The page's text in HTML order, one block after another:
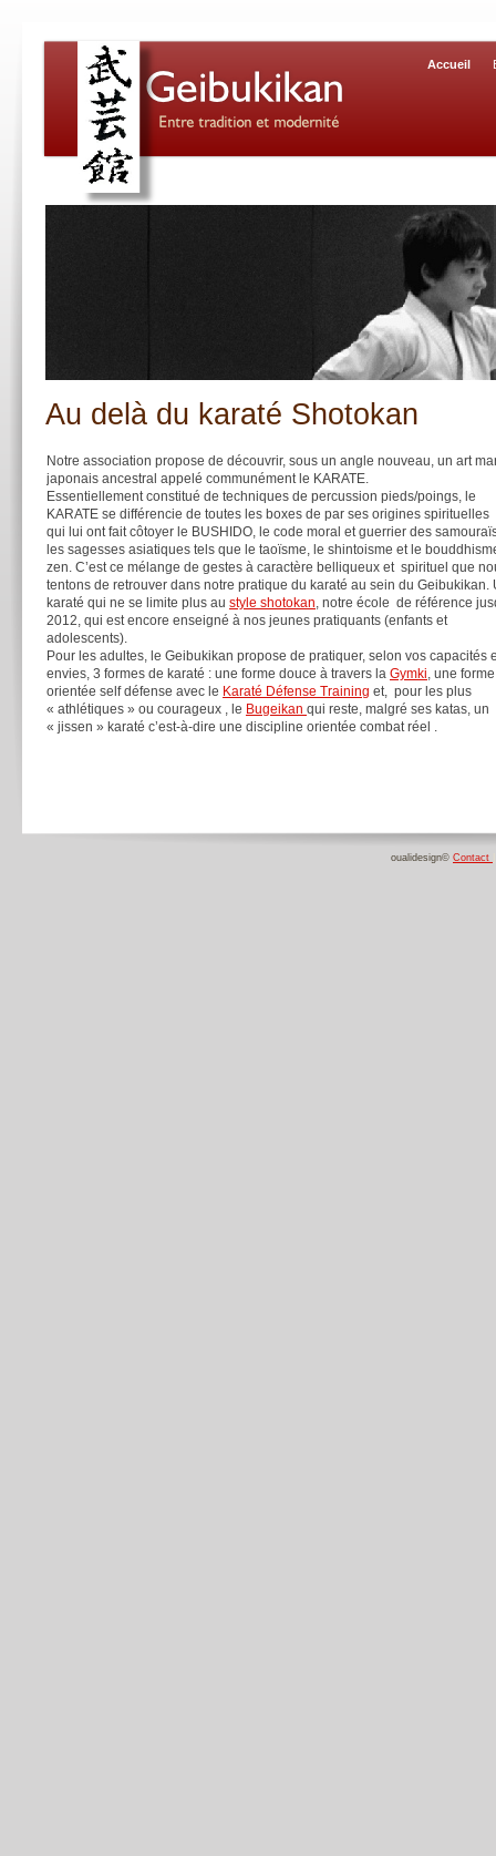
oualidesign© Contact
Accueil
Au delà du karaté Shotokan
Notre association propose de découvrir, sous un angle nouveau, un art
japonais ancestral appelé communément le KARATE.
Essentiellement constitué de techniques de percussion pieds/poings, le
KARATE se différencie de toutes les boxes de par ses origines spirituelles
qui lui ont fait côtoyer le BUSHIDO, le code moral et guerrier des
les sagesses asiatiques tels que le taoïsme, le shintoisme et le
zen. C’est ce mélange de gestes à caractère belliqueux et spirituel que
tentons de retrouver dans notre pratique du karaté au sein du Geibukikan.
karaté qui ne se limite plus au style shotokan, notre école de référence
2012, qui est encore enseigné à nos jeunes pratiquants (enfants et
adolescents).
Pour les adultes, le Geibukikan propose de pratiquer, selon vos capacités
envies, 3 formes de karaté : une forme douce à travers la Gymki, une forme
orientée self défense avec le Karaté Défense Training et, pour les plus
« athlétiques » ou courageux , le Bugeikan qui reste, malgré ses katas, un
« jissen » karaté c’est-à-dire une discipline orientée combat réel .